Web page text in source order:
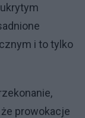
i to tylko
prowokacje